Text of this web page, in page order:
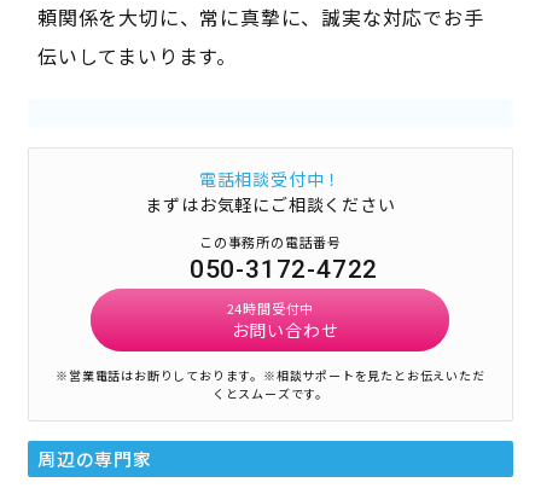
頼関係を大切に、常に真摯に、誠実な対応でお手
伝いしてまいります。
電話相談受付中！
まずはお気軽にご相談ください
この事務所の電話番号
050-3172-4722
24時間受付中
お問い合わせ
※営業電話はお断りしております。 ※相談サポートを見たとお伝えいただ
くとスムーズです。
周辺の専門家